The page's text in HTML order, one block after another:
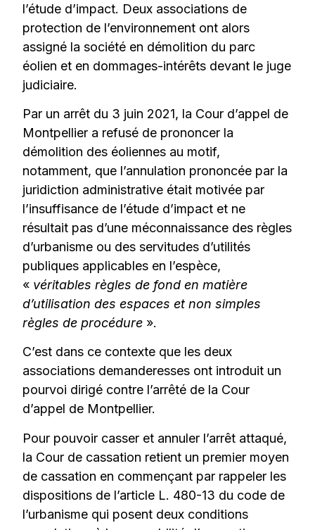
l’étude d’impact. Deux associations de
protection de l’environnement ont alors
assigné la société en démolition du parc
éolien et en dommages-intérêts devant le juge
judiciaire.
Par un arrêt du 3 juin 2021, la Cour d’appel de
Montpellier a refusé de prononcer la
démolition des éoliennes au motif,
notamment, que l’annulation prononcée par la
juridiction administrative était motivée par
l’insuffisance de l’étude d’impact et ne
résultait pas d’une méconnaissance des règles
d’urbanisme ou des servitudes d’utilités
publiques applicables en l’espèce,
« véritables règles de fond en matière
d’utilisation des espaces et non simples
règles de procédure ».
C’est dans ce contexte que les deux
associations demanderesses ont introduit un
pourvoi dirigé contre l’arrêté de la Cour
d’appel de Montpellier.
Pour pouvoir casser et annuler l’arrêt attaqué,
la Cour de cassation retient un premier moyen
de cassation en commençant par rappeler les
dispositions de l’article L. 480-13 du code de
l’urbanisme qui posent deux conditions